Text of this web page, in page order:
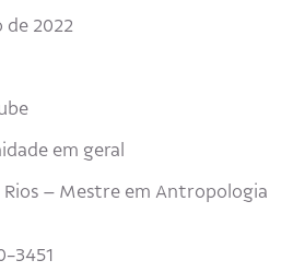
de 2022
em geral
– Mestre em Antropologia
3451